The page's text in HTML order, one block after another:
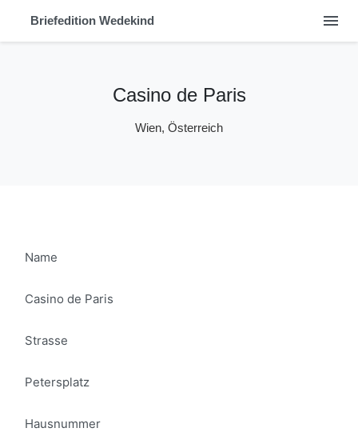
Briefedition Wedekind menu
Casino de Paris
Wien, Österreich
Name
Casino de Paris
Strasse
Petersplatz
Hausnummer